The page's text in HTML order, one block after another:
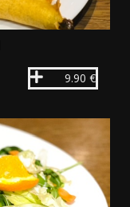
9.90 €